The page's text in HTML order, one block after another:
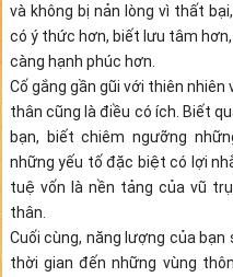
và không bị nản lòng vì thất
có ý thức hơn, biết lưu tâm
càng hạnh phúc hơn.
Cố gắng gần gũi với thiên
thân cũng là điều có ích. Biết
bạn, biết chiêm ngưỡng
những yếu tố đặc biệt có lợi
tuệ vốn là nền tảng của vũ
thân.
Cuối cùng, năng lượng của
thời gian đến những vùng